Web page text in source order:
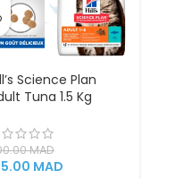
Science Plan
Tuna 1.5 Kg
Adultes Soutien
et Urinaire
de la Peau et
MAD
MAD